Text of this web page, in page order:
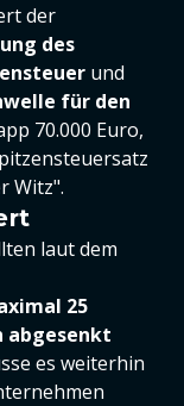
der
des
und
für den
70.000 Euro,
Witz".
laut dem
25
abgesenkt
es weiterhin